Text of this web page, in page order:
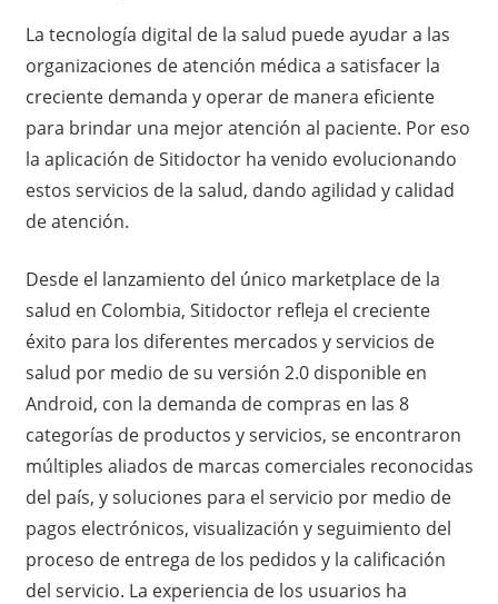
La tecnología digital de la salud puede ayudar a las
organizaciones de atención médica a satisfacer la
creciente demanda y operar de manera eficiente
para brindar una mejor atención al paciente. Por eso
la aplicación de Sitidoctor ha venido evolucionando
estos servicios de la salud, dando agilidad y calidad
de atención.
Desde el lanzamiento del único marketplace de la
salud en Colombia, Sitidoctor refleja el creciente
éxito para los diferentes mercados y servicios de
salud por medio de su versión 2.0 disponible en
Android, con la demanda de compras en las 8
categorías de productos y servicios, se encontraron
múltiples aliados de marcas comerciales reconocidas
del país, y soluciones para el servicio por medio de
pagos electrónicos, visualización y seguimiento del
proceso de entrega de los pedidos y la calificación
del servicio. La experiencia de los usuarios ha